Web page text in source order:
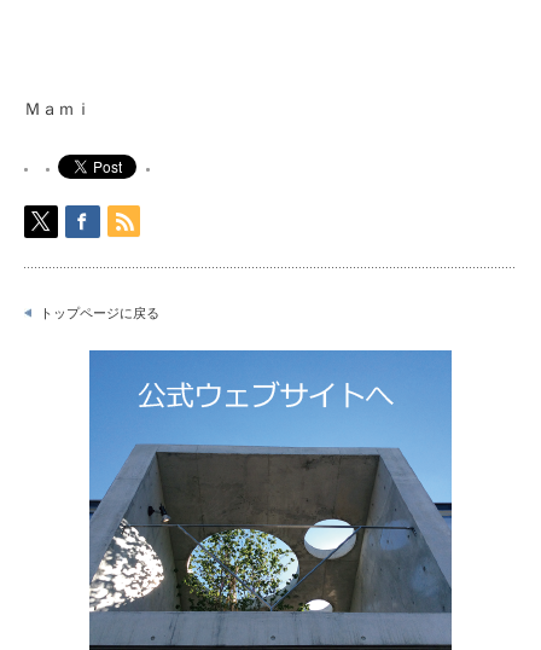
Ｍａｍｉ
トップページに戻る